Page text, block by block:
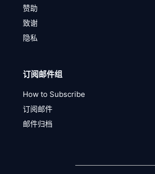
赞助
致谢
隐私
订阅邮件组
How to Subscribe
订阅邮件
邮件归档